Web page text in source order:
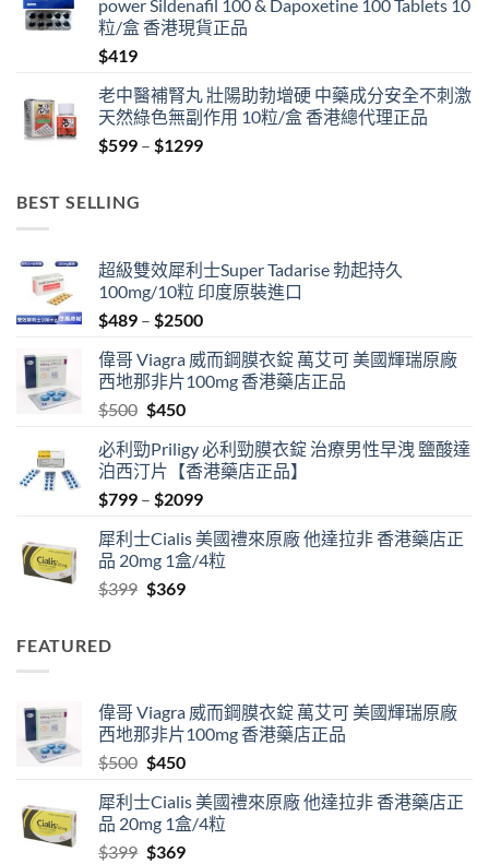
power Sildenafil 100 & Dapoxetine 100 Tablets 10
粒/盒 香港現貨正品
$419
老中醫補腎丸 壯陽助勃增硬 中藥成分安全不刺激
天然綠色無副作用 10粒/盒 香港總代理正品
$599 – $1299Price
BEST SELLING
超級雙效犀利士Super Tadarise 勃起持久
100mg/10粒 印度原裝進口
$489 – $2500Price
$489
through
偉哥 Viagra 威而鋼膜衣錠 萬艾可 美國輝瑞原廠
西地那非片100mg 香港藥店正品
$500 Original
was:
$500.
$450Current
is:
$450.
必利勁Priligy 必利勁膜衣錠 治療男性早洩 鹽酸達
泊西汀片【香港藥店正品】
$799 – $2099Price
$799
through
犀利士Cialis 美國禮來原廠 他達拉非 香港藥店正
品 20mg 1盒/4粒
$399 Original
$369Current
FEATURED
偉哥 Viagra 威而鋼膜衣錠 萬艾可 美國輝瑞原廠
西地那非片100mg 香港藥店正品
$500 Original
was:
$500.
$450Current
is:
$450.
犀利士Cialis 美國禮來原廠 他達拉非 香港藥店正
品 20mg 1盒/4粒
$399 Original
$369Current